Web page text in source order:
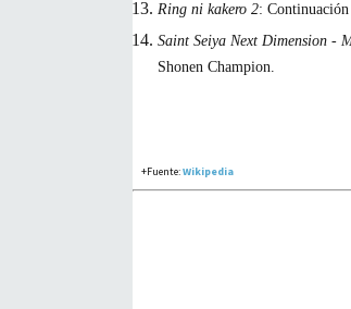
Ring ni kakero 2:
Saint Seiya Next Dimension -
Shonen Champion.
+Fuente:Wikipedia